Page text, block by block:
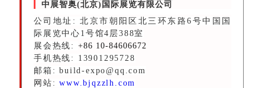
中展智奥(北京)国际展览有限公司
公司地址: 北京市朝阳区北三环东路6号中国国
际展览中心1号馆4层388室
展会热线: +86 10-84606672
手机热线: 13901295728
邮箱: build-expo@qq.com
网站:www.bjqzzlh.com